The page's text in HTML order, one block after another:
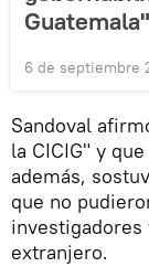
Guatemala"
6 de septiembre
Sandoval
la CICIG" y
además,
que no
investigadores
extranjero.